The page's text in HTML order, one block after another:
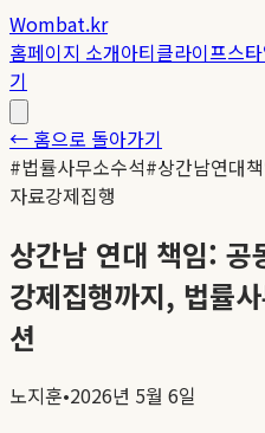
Wombat.kr
홈페이지 소개아티클라이프스
기
← 홈으로 돌아가기
#법률사무소수석#상간남연대
자료강제집행
상간남 연대 책임: 공
강제집행까지, 법률
션
노지훈•2026년 5월 6일